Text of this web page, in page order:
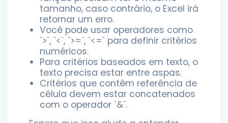
tamanho, caso contrário, o Excel irá
retornar um erro.
Você pode usar operadores como
`>`, `<`, `>=`, `<=` para definir critérios
numéricos.
Para critérios baseados em texto, o
texto precisa estar entre aspas.
Critérios que contêm referência de
célula devem estar concatenados
com o operador `&`.